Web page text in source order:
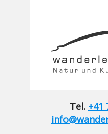
Tel. +41